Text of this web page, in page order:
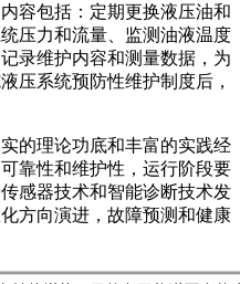
容包括：定期更换液压油和
压力和流量、监测油液温度
录维护内容和测量数据，为
压系统预防性维护制度后，
的理论功底和丰富的实践经
靠性和维护性，运行阶段要
感器技术和智能诊断技术发
方向演进，故障预测和健康